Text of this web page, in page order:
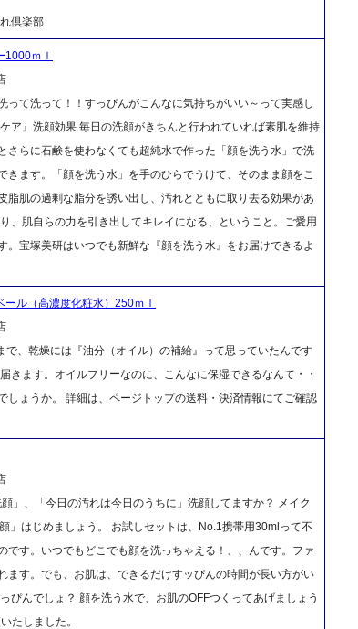
倶楽部
1000ｍｌ
て洗って！！すっぴんがこんなに気持ちがいい～って実感し
』洗顔効果 毎日の洗顔がきちんと行われていれば素肌を維持
らに石鹸を使わなくても超純水で作った「顔を洗う水」で洗
ます。「顔を洗う水」を手のひらでうけて、そのまま顔をこ
肌の過剰な脂分を誘い出し、汚れとともに取り去る効果があ
、肌自らの力を引き出してキレイになる、ということ。ご愛用
宝塚美研はいつでも新鮮な『顔を洗う水』をお届けできるよ
ル（高濃度化粧水）250ｍｌ
、乾燥には『油分（オイル）の補給』って思っていたんです
きます。オイルフリーなのに、こんなに保湿できるなんて・・
ょうか。 詳細は、ページトップの送料・決済情報にてご確認
」、「今日の汚れは今日のうちに」洗顔してますか？ メイク
」はじめましょう。 お試しセットは、No.1携帯用30mlって不
す。いつでもどこでも顔を洗っちゃえる！、、んです。ファ
す。でも、お肌は、できるだけすッぴんの時間が長い方がい
ぴんでしょ？ 顔を洗う水で、お肌のOFFつくってあげましょう
たしました。